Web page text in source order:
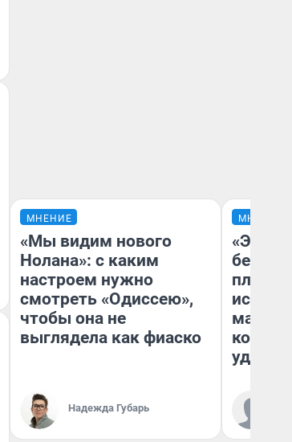
МНЕНИЕ
«Мы видим нового
Нолана»: с каким
настроем нужно
смотреть «Одиссею»,
чтобы она не
выглядела как фиаско
Надежда Губарь
МНЕНИЕ
«Это